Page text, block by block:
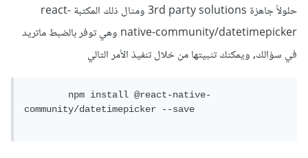
حلولاً جاهزة 3rd party solutions ومثال ذلك المكتبة react-
native-community/datetimepicker وهي توفر بالضبط ماتريد
في سؤالك, ويمكنك تثبيتها من خلال تنفيذ الأمر التالي
	npm install @react-native-
community/datetimepicker --save